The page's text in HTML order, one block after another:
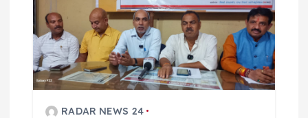
g
a
RADAR NEWS 24